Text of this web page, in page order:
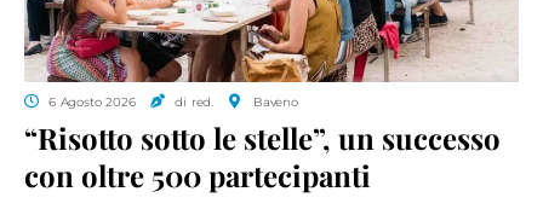
6 Agosto 2026 di red. Baveno
“Risotto sotto le stelle”, un successo
con oltre 500 partecipanti